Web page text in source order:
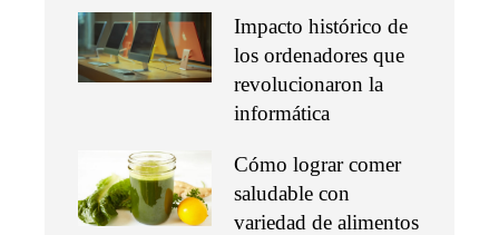
Impacto histórico de
los ordenadores que
revolucionaron la
informática
Cómo lograr comer
saludable con
variedad de alimentos